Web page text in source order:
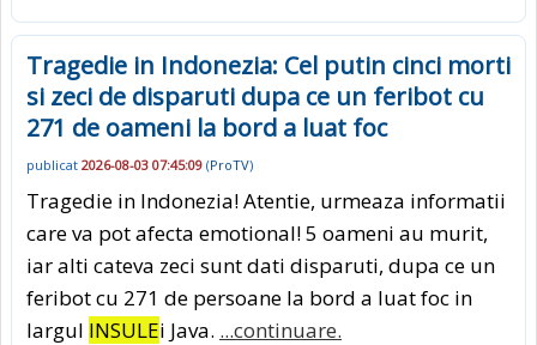
Tragedie in Indonezia: Cel putin cinci morti
si zeci de disparuti dupa ce un feribot cu
271 de oameni la bord a luat foc
publicat 2026-08-03 07:45:09 (ProTV)
Tragedie in Indonezia! Atentie, urmeaza informatii
care va pot afecta emotional! 5 oameni au murit,
iar alti cateva zeci sunt dati disparuti, dupa ce un
feribot cu 271 de persoane la bord a luat foc in
largul INSULEi Java. ...continuare.